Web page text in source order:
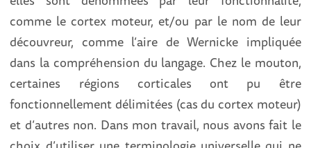
comme le cortex moteur, et/ou par le nom de leur
découvreur, comme l’aire de Wernicke impliquée
dans la compréhension du langage. Chez le mouton,
certaines régions corticales ont pu être
fonctionnellement délimitées (cas du cortex moteur)
et d’autres non. Dans mon travail, nous avons fait le